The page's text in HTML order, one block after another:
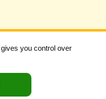
you control over